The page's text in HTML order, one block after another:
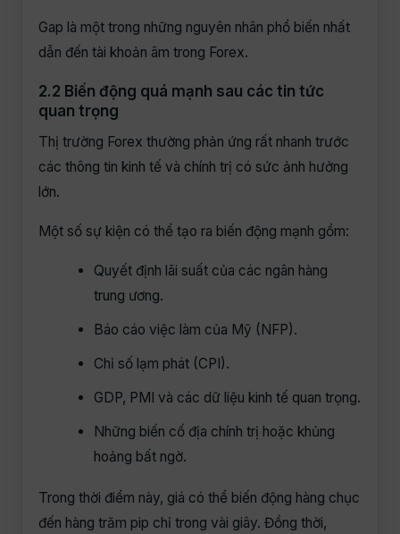
Gap là một trong những nguyên nhân phổ biến nhất
dẫn đến tài khoản âm trong Forex.
2.2 Biến động quá mạnh sau các tin tức
quan trọng
Thị trường Forex thường phản ứng rất nhanh trước
các thông tin kinh tế và chính trị có sức ảnh hưởng
lớn.
Một số sự kiện có thể tạo ra biến động mạnh gồm:
Quyết định lãi suất của các ngân hàng
trung ương.
Báo cáo việc làm của Mỹ (NFP).
Chỉ số lạm phát (CPI).
GDP, PMI và các dữ liệu kinh tế quan trọng.
Những biến cố địa chính trị hoặc khủng
hoảng bất ngờ.
Trong thời điểm này, giá có thể biến động hàng chục
đến hàng trăm pip chỉ trong vài giây. Đồng thời,